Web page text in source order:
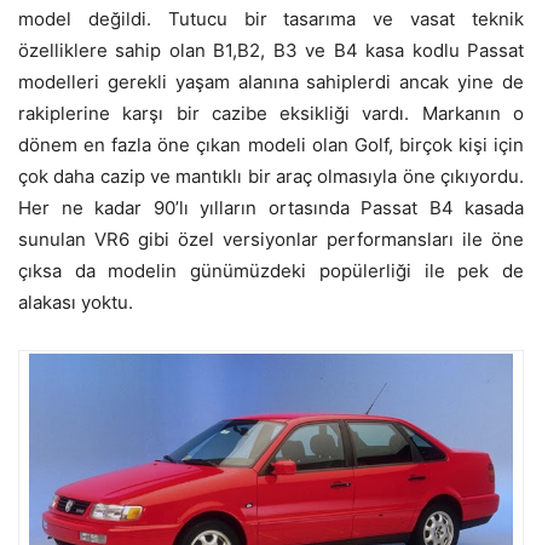
model değildi. Tutucu bir tasarıma ve vasat teknik
özelliklere sahip olan B1,B2, B3 ve B4 kasa kodlu Passat
modelleri gerekli yaşam alanına sahiplerdi ancak yine de
rakiplerine karşı bir cazibe eksikliği vardı. Markanın o
dönem en fazla öne çıkan modeli olan Golf, birçok kişi için
çok daha cazip ve mantıklı bir araç olmasıyla öne çıkıyordu.
Her ne kadar 90’lı yılların ortasında Passat B4 kasada
sunulan VR6 gibi özel versiyonlar performansları ile öne
çıksa da modelin günümüzdeki popülerliği ile pek de
alakası yoktu.